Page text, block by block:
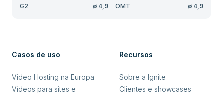
G2
∅ 4,9 OMT ∅ 4,9
Casos de uso
Video Hosting na Europa
Vídeos para sites e
Recursos
Sobre a Ignite
Clientes e showcases